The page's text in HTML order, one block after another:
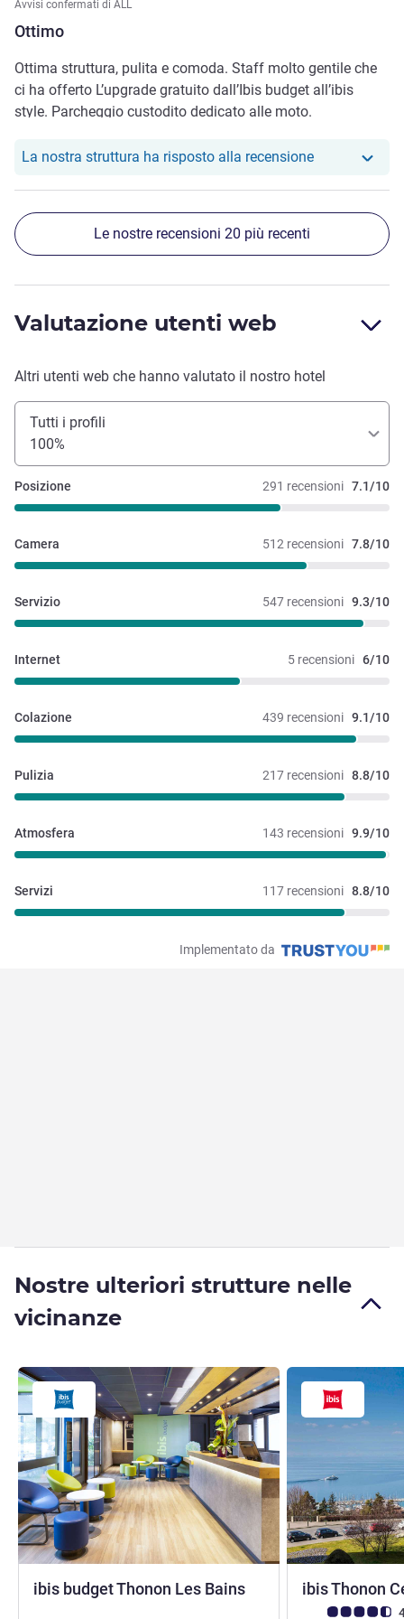
Ottimo
Avvisi confermati di ALL
Ottima struttura, pulita e comoda. Staff molto gentile che
ci ha offerto L’upgrade gratuito dall’Ibis budget all’ibis
style. Parcheggio custodito dedicato alle moto.
La nostra struttura ha risposto alla recensioneIl nostro hotel
Le nostre recensioni 20 più recenti
Valutazione utenti web
Altri utenti web che hanno valutato il nostro hotel
Tutti i profili
100%
291 recensioni 7.1/10
Posizione
512 recensioni 7.8/10
Camera
547 recensioni 9.3/10
Servizio
5 recensioni 6/10
Internet
439 recensioni 9.1/10
Colazione
217 recensioni 8.8/10
Pulizia
143 recensioni 9.9/10
Atmosfera
117 recensioni 8.8/10
Servizi
Implementato da
Nostre ulteriori strutture nelle
vicinanze
ibis budget Thonon Les Bains2 stelle ibis Thonon
Giudizio clienti